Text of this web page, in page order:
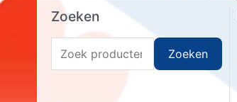
Zoeken
o
Zoeken